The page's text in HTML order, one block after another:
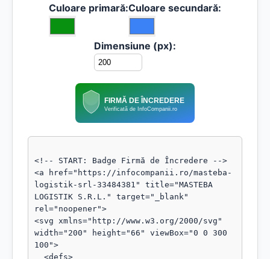
Culoare primară:Culoare secundară:
Dimensiune (px):
FIRMĂ DE ÎNCREDERE
Verificată de InfoCompanii.ro
<!-- START: Badge Firmă de Încredere -->
<a href="https://infocompanii.ro/masteba-
logistik-srl-33484381" title="MASTEBA
LOGISTIK S.R.L." target="_blank"
rel="noopener">
<svg xmlns="http://www.w3.org/2000/svg"
width="200" height="66" viewBox="0 0 300
100">